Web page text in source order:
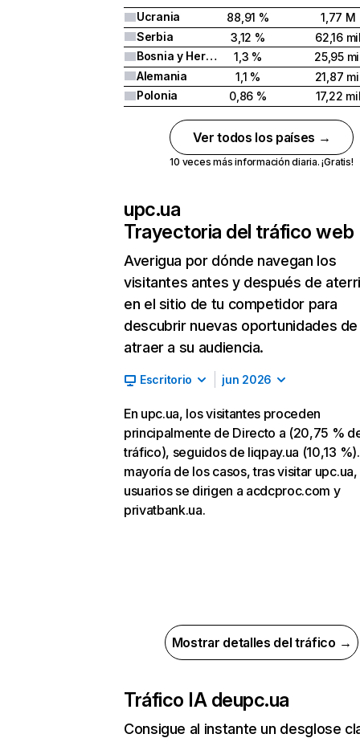
Ucrania
88,91 %
1,77 M
Serbia
3,12 %
62,16
Bosnia y Herzegovina
1,3 %
25,95
Alemania
1,1 %
21,87
Polonia
0,86 % 17,22
Ver todos los países →
10 veces más información diaria. ¡Gratis!
upc.ua
Trayectoria del tráfico web
Averigua por dónde navegan los
visitantes antes y después de
en el sitio de tu competidor para
descubrir nuevas oportunidades de
atraer a su audiencia.
Escritorio jun 2026
En upc.ua, los visitantes proceden
principalmente de Directo a (20,75 %
tráfico), seguidos de liqpay.ua (10,13 %).
mayoría de los casos, tras visitar upc.ua,
usuarios se dirigen a acdcproc.com y
privatbank.ua.
Mostrar detalles del tráfico →
Tráfico IA deupc.ua
Consigue al instante un desglose